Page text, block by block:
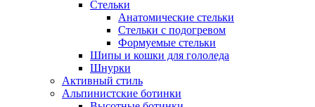
Стельки
Анатомические стельки
Стельки с подогревом
Формуемые стельки
Шипы и кошки для гололеда
Шнурки
Активный стиль
Альпинистские ботинки